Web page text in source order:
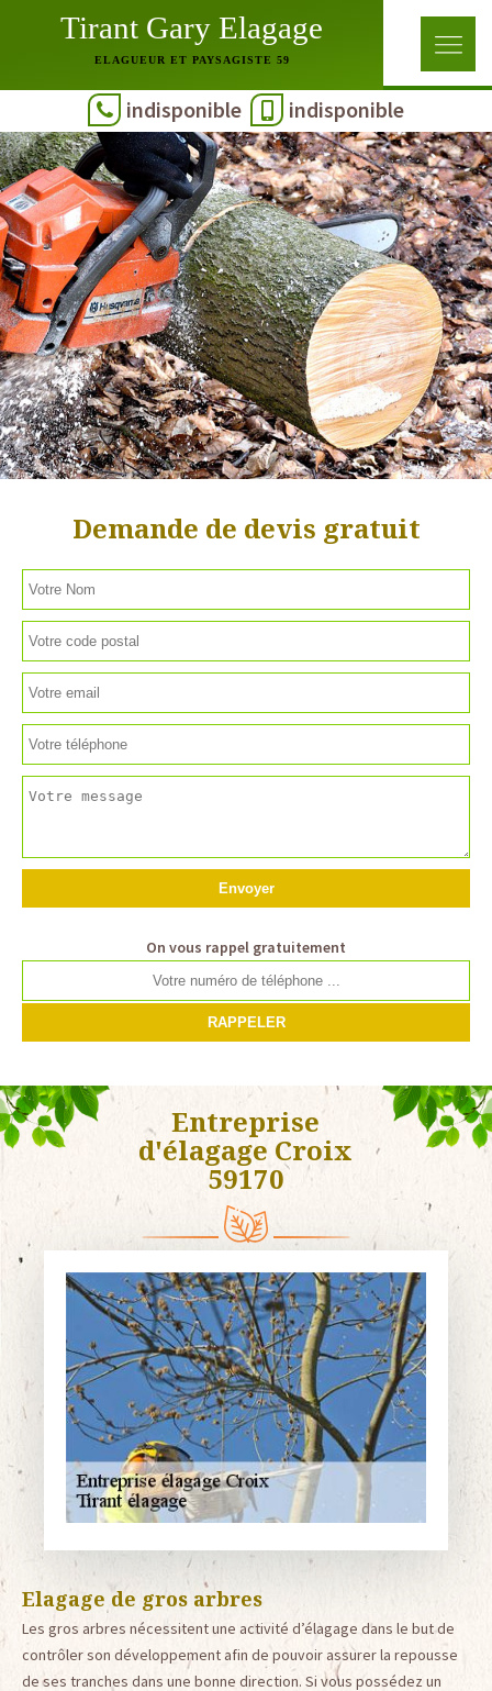
Tirant Gary Elagage
ELAGUEUR ET PAYSAGISTE 59
indisponible indisponible
Demande de devis gratuit
On vous rappel gratuitement
Entreprise
d'élagage Croix
59170
Elagage de gros arbres
Les gros arbres nécessitent une activité d’élagage dans le but de
contrôler son développement afin de pouvoir assurer la repousse
de ses tranches dans une bonne direction. Si vous possédez un